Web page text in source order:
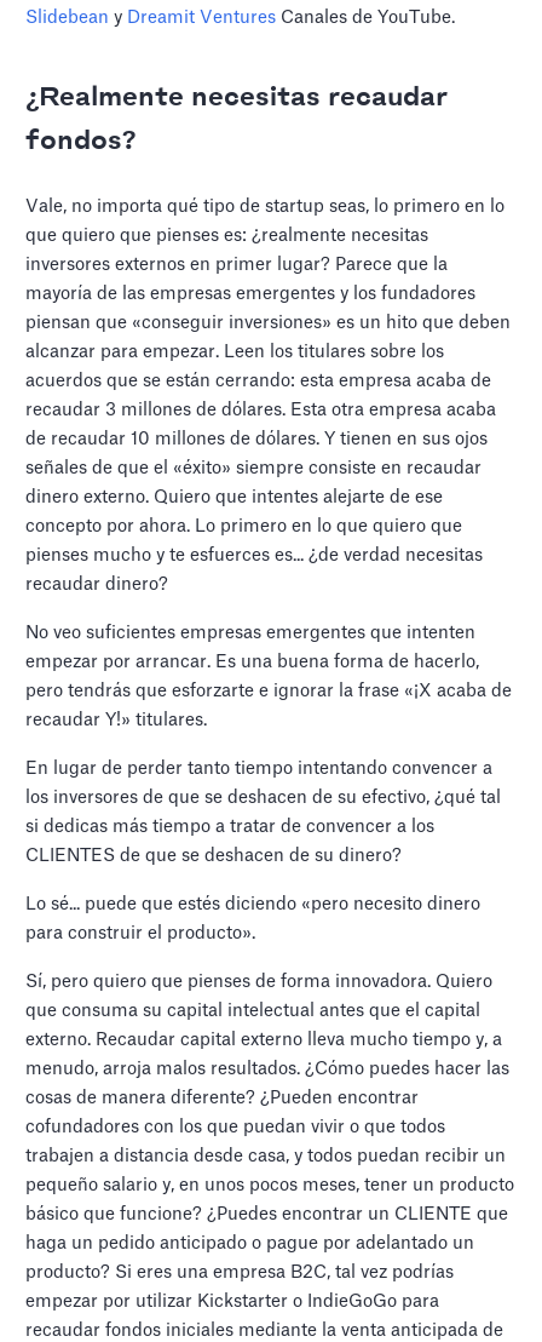
Slidebean y Dreamit Ventures Canales de YouTube.
¿Realmente necesitas recaudar
fondos?
Vale, no importa qué tipo de startup seas, lo primero en lo
que quiero que pienses es: ¿realmente necesitas
inversores externos en primer lugar? Parece que la
mayoría de las empresas emergentes y los fundadores
piensan que «conseguir inversiones» es un hito que deben
alcanzar para empezar. Leen los titulares sobre los
acuerdos que se están cerrando: esta empresa acaba de
recaudar 3 millones de dólares. Esta otra empresa acaba
de recaudar 10 millones de dólares. Y tienen en sus ojos
señales de que el «éxito» siempre consiste en recaudar
dinero externo. Quiero que intentes alejarte de ese
concepto por ahora. Lo primero en lo que quiero que
pienses mucho y te esfuerces es... ¿de verdad necesitas
recaudar dinero?
No veo suficientes empresas emergentes que intenten
empezar por arrancar. Es una buena forma de hacerlo,
pero tendrás que esforzarte e ignorar la frase «¡X acaba de
recaudar Y!» titulares.
En lugar de perder tanto tiempo intentando convencer a
los inversores de que se deshacen de su efectivo, ¿qué tal
si dedicas más tiempo a tratar de convencer a los
CLIENTES de que se deshacen de su dinero?
Lo sé... puede que estés diciendo «pero necesito dinero
para construir el producto».
Sí, pero quiero que pienses de forma innovadora. Quiero
que consuma su capital intelectual antes que el capital
externo. Recaudar capital externo lleva mucho tiempo y, a
menudo, arroja malos resultados. ¿Cómo puedes hacer las
cosas de manera diferente? ¿Pueden encontrar
cofundadores con los que puedan vivir o que todos
trabajen a distancia desde casa, y todos puedan recibir un
pequeño salario y, en unos pocos meses, tener un producto
básico que funcione? ¿Puedes encontrar un CLIENTE que
haga un pedido anticipado o pague por adelantado un
producto? Si eres una empresa B2C, tal vez podrías
empezar por utilizar Kickstarter o IndieGoGo para
recaudar fondos iniciales mediante la venta anticipada de